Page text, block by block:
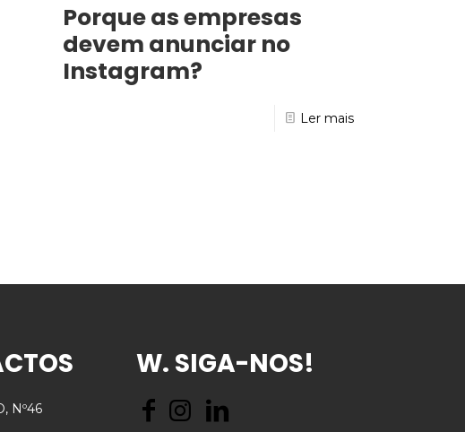
Porque as empresas
devem anunciar no
Instagram?
Ler mais
Nº46
W. SIGA-NOS!